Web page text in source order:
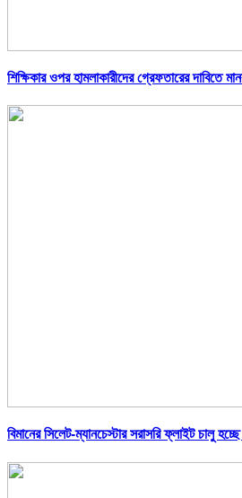
শিক্ষিকার ওপর হামলাকারীদের গ্রেফতারের দাবিতে
বিমানের সিলেট-ম্যানচেস্টার সরাসরি ফ্লাইট চালু